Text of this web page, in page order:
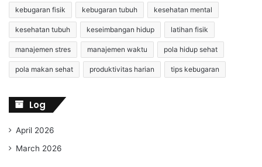
kebugaran fisik kebugaran tubuh kesehatan mental
kesehatan tubuh keseimbangan hidup latihan fisik
manajemen stres manajemen waktu pola hidup sehat
pola makan sehat produktivitas harian tips kebugaran
Log
April 2026
March 2026